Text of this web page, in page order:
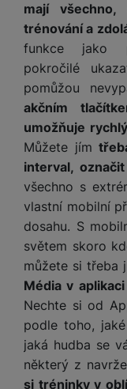
rt
y
T
r
a
p
a
d
y
ft
w
a
r
e
n
y
F
il
t
r
y
r
y
t
k
y
A
d
a
p
é
N
a
bí
je
k
y
k
c
h
y
tr
h
o
di
n
l
e
s
l
u
š
e
n
s
í
p
r
o
P
K
a
e
l
y
r
e
d
u
k
c
e
U
B
K
D
i
s
k
y
s
í
p
r
o
c
h
r
é
h
o
d
i
y
P
ří
mají
trénování a
funkce jako
pokročilé
pomůžou
akčním
umožňuje
Můžete jím
interval,
všechno s
vlastní mobilní
dosahu. S
světem skoro
můžete si třeba
Média v
Nechte si od
podle toho,
jaká hudba se
některý z
si tréninky v